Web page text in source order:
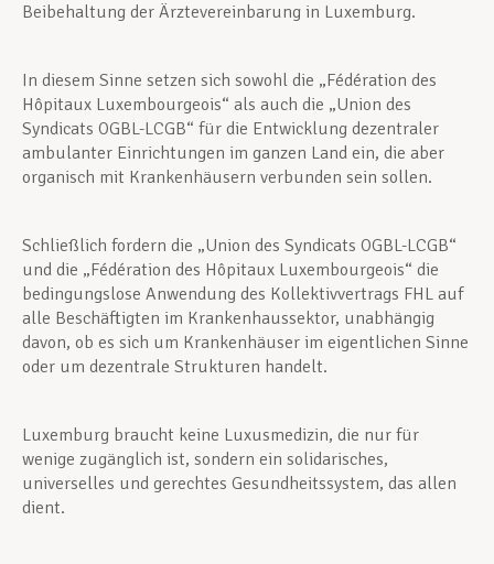
Beibehaltung der Ärztevereinbarung in Luxemburg.
In diesem Sinne setzen sich sowohl die „Fédération des
Hôpitaux Luxembourgeois“ als auch die „Union des
Syndicats OGBL-LCGB“ für die Entwicklung dezentraler
ambulanter Einrichtungen im ganzen Land ein, die aber
organisch mit Krankenhäusern verbunden sein sollen.
Schließlich fordern die „Union des Syndicats OGBL-LCGB“
und die „Fédération des Hôpitaux Luxembourgeois“ die
bedingungslose Anwendung des Kollektivvertrags FHL auf
alle Beschäftigten im Krankenhaussektor, unabhängig
davon, ob es sich um Krankenhäuser im eigentlichen Sinne
oder um dezentrale Strukturen handelt.
Luxemburg braucht keine Luxusmedizin, die nur für
wenige zugänglich ist, sondern ein solidarisches,
universelles und gerechtes Gesundheitssystem, das allen
dient.